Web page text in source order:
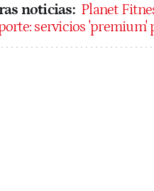
noticias: Planet
servicios 'premium'